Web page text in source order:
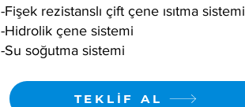
-Fişek rezistanslı çift çene ısıtma
-Hidrolik çene sistemi
-Su soğutma sistemi
TEKLİF AL